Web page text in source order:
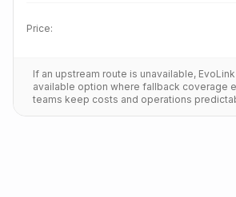
Price:
If an upstream route is unavailable,
available option where fallback coverage
teams keep costs and operations